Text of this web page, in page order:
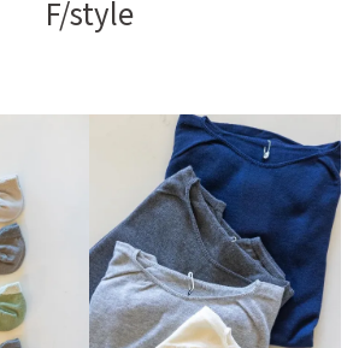
F/style